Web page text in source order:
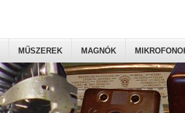
MŰSZEREK MAGNÓK